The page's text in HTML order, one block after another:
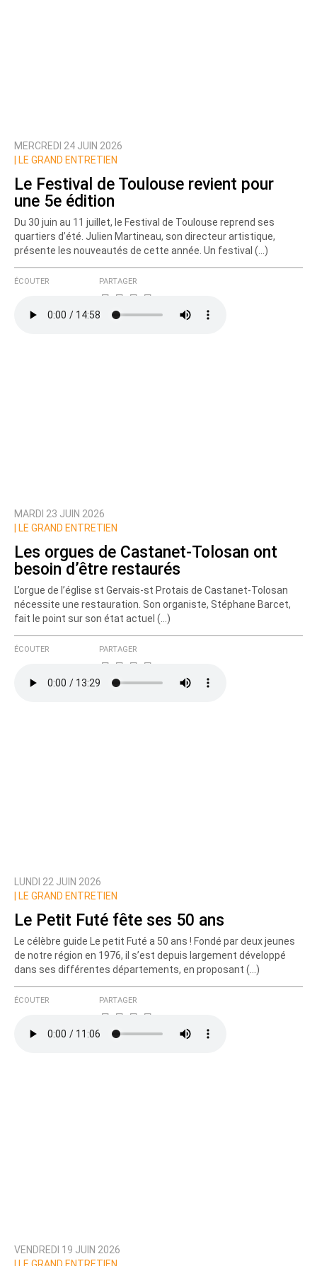
MERCREDI 24 JUIN 2026
LE GRAND ENTRETIEN
Le Festival de Toulouse revient pour
une 5e édition
Du 30 juin au 11 juillet, le Festival de Toulouse reprend ses
quartiers d’été. Julien Martineau, son directeur artistique,
présente les nouveautés de cette année. Un festival (…)
ÉCOUTER PARTAGER
MARDI 23 JUIN 2026
LE GRAND ENTRETIEN
Les orgues de Castanet-Tolosan ont
besoin d’être restaurés
L’orgue de l’église st Gervais-st Protais de Castanet-Tolosan
nécessite une restauration. Son organiste, Stéphane Barcet,
fait le point sur son état actuel (…)
ÉCOUTER PARTAGER
LUNDI 22 JUIN 2026
LE GRAND ENTRETIEN
Le Petit Futé fête ses 50 ans
Le célèbre guide Le petit Futé a 50 ans ! Fondé par deux jeunes
de notre région en 1976, il s’est depuis largement développé
dans ses différentes départements, en proposant (…)
ÉCOUTER PARTAGER
VENDREDI 19 JUIN 2026